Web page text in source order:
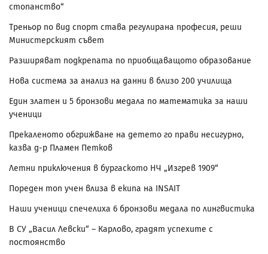
стопанство“
Треньор по вид спорт става регулирана професия, реши
Министерският съвет
Разширяват подкрепата по приобщаващото образование
Нова система за анализ на данни в близо 200 училища
Един златен и 5 бронзови медала по математика за наши
ученици
Прекаленото обгрижване на детето го прави несигурно,
казва д-р Пламен Петков
Летни приключения в бургаското НЧ „Изгрев 1909“
Пореден топ учен влиза в екипа на INSAIT
Наши ученици спечелиха 6 бронзови медала по лингвистика
В СУ „Васил Левски“ – Карлово, градят успехите с
постоянство